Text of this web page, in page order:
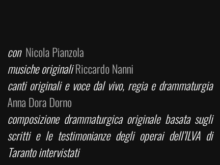
conNicola Pianzola
musiche originaliRiccardo Nanni
canti originali e voce dal vivo, regia e drammaturgia
Anna Dora Dorno
composizione drammaturgica originale basata sugli
scritti e le testimonianze degli operai dell’ILVA di
Taranto intervistati